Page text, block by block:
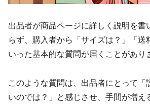
出品者が商品ページに詳しく説明を書
らず、購入者から「サイズは？」「送
いった基本的な質問が届くことがあり
このような質問は、出品者にとって「
いのでは？」と感じさせ、手間が増え